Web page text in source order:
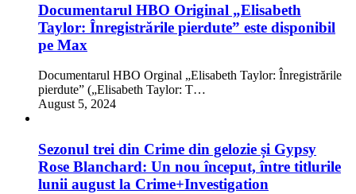
Documentarul HBO Original „Elisabeth
Taylor: Înregistrările pierdute” este disponibil
pe Max
Documentarul HBO Orginal „Elisabeth Taylor: Înregistrările
pierdute” („Elisabeth Taylor: T…
August 5, 2024
Sezonul trei din Crime din gelozie și Gypsy
Rose Blanchard: Un nou început, între titlurile
lunii august la Crime+Investigation